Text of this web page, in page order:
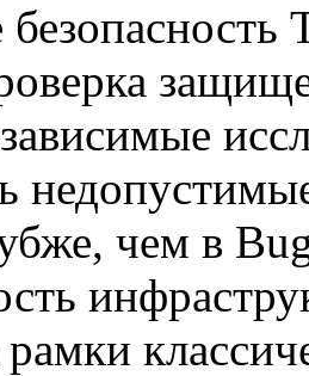
чем в
рамки